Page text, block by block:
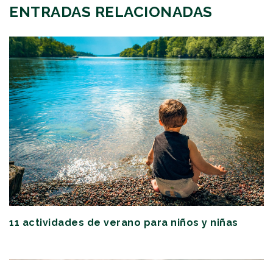
ENTRADAS RELACIONADAS
11 actividades de verano para niños y niñas